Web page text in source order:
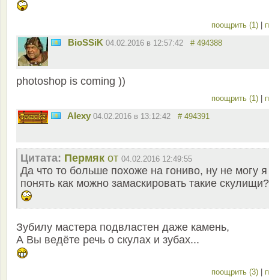
поощрить (1)
BioSSiK 04.02.2016 в 12:57:42 # 494388
photoshop is coming ))
поощрить (1)
Alexy 04.02.2016 в 13:12:42 # 494391
Цитата: Пермяк от 04.02.2016 12:49:55
Да что то больше похоже на гониво, ну не могу я
понять как можно замаскировать такие
Зубилу мастера подвластен даже камень,
А Вы ведёте речь о скулах и зубах...
поощрить (3)